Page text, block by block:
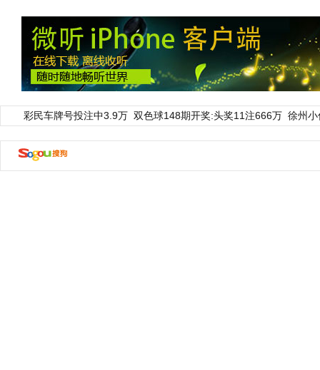
彩民车牌号投注中3.9万 双色球148期开奖:头奖11注666万 徐州